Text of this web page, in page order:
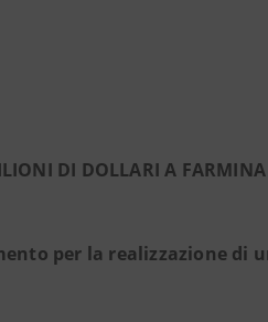
DI DOLLARI A
per la realizzazione di